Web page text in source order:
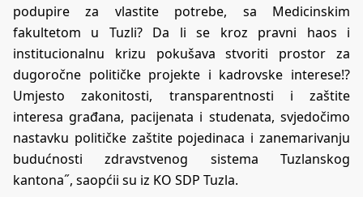
podupire za vlastite potrebe, sa Medicinskim
fakultetom u Tuzli? Da li se kroz pravni haos i
institucionalnu krizu pokušava stvoriti prostor za
dugoročne političke projekte i kadrovske interese!?
Umjesto zakonitosti, transparentnosti i zaštite
interesa građana, pacijenata i studenata, svjedočimo
nastavku političke zaštite pojedinaca i zanemarivanju
budućnosti zdravstvenog sistema Tuzlanskog
kantona˝, saopćii su iz KO SDP Tuzla.